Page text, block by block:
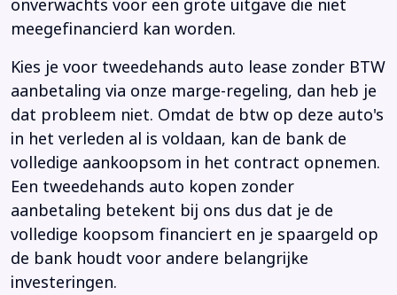
onverwachts voor een grote uitgave die niet
meegefinancierd kan worden.
Kies je voor tweedehands auto lease zonder BTW
aanbetaling via onze marge-regeling, dan heb je
dat probleem niet. Omdat de btw op deze auto's
in het verleden al is voldaan, kan de bank de
volledige aankoopsom in het contract opnemen.
Een tweedehands auto kopen zonder
aanbetaling betekent bij ons dus dat je de
volledige koopsom financiert en je spaargeld op
de bank houdt voor andere belangrijke
investeringen.